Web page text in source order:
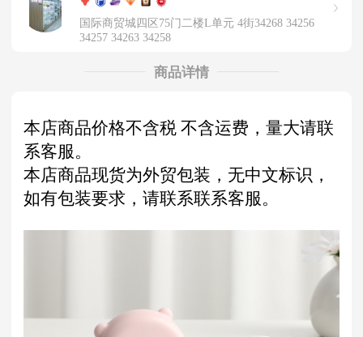
国际商贸城四区75门二楼L单元 4街34268 34256
34257 34263 34258
商品详情
本店商品价格不含税 不含运费，量大请联
系客服。
本店商品现货为外贸包装，无中文标识，
如有包装要求，请联系联系客服。